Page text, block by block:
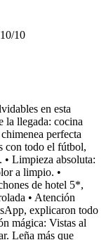
10
en esta
la llegada: cocina
perfecta
con todo el fútbol,
• Limpieza absoluta:
a limpio. •
de hotel 5*,
• Atención
explicaron todo
mágica: Vistas al
Leña más que